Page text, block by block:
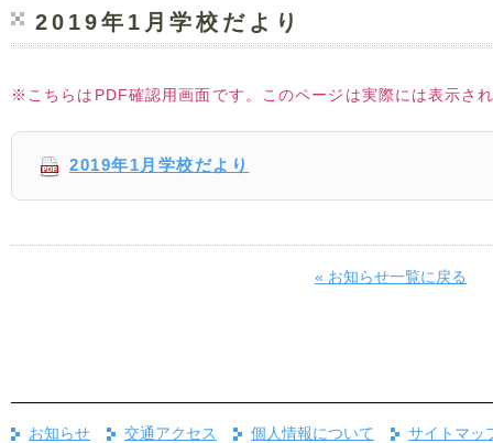
2019年1月学校だより
※こちらはPDF確認用画面です。このページは実際には表示さ
2019年1月学校だより
« お知らせ一覧に戻る
お知らせ 交通アクセス 個人情報について サイトマッ